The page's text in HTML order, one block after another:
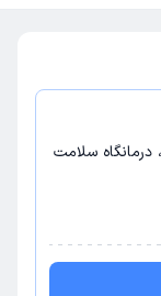
مشهد - الهیه، بین مجیدیه 12و14، درمانگاه سلامت